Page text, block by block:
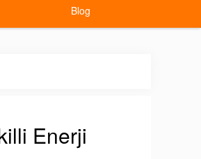
Blog
Enerji